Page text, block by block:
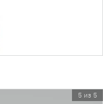
5 из 5